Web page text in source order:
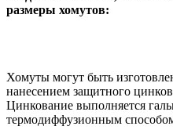
размеры хомутов:
Хомуты могут быть
нанесением защитного
Цинкование выполняется
термодиффузионным